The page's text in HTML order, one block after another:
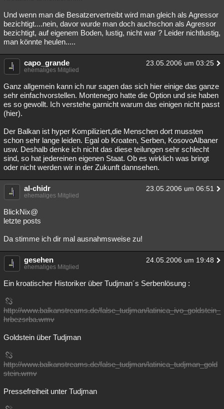
Und wenn man die Besatzervertreibt wird man gleich als Agressor
bezichtigt....nein, davor wurde man doch auchschon als Agressor
bezichtigt, auf eigenem Boden, lustig, nicht war ? Leider nichtlustig,
man könnte heulen.....
capo_grande 23.05.2006 um 03:25
ehemaliges Mitglied
Ganz allgemein kann ich nur sagen das sich hier einige das ganze
sehr einfachvorstellen. Montenegro hatte die Option und sie haben
es so gewollt. Ich verstehe garnicht warum das einigen nicht passt
(hier).
Der Balkan ist hyper Kompiliziert,die Menschen dort mussten
schon sehr lange leiden. Egal ob Kroaten, Serben, KosovoAlbaner
usw. Deshalb denke ich nicht das diese teilungen sehr schlecht
sind, so hat jedereinen eigenen Staat. Ob es wirklich was bringt
oder nicht werden wir in der Zukunft dannsehen.
al-chidr 23.05.2006 um 06:51
ehemaliges Mitglied
BlickNix@
letzte posts
Da stimme ich dir mal ausnahmsweise zu!
gesehen 24.05.2006 um 19:48
ehemaliges Mitglied
Ein kroatischer Historiker über Tudjman´s Serbenlösung :
http://www.balkanstreams.de/false_tudjman/latinica_ivo_goldstein_
hrbezsrba.wmv
Goldstein über Tudjman
http://www.balkanstreams.de/false_tudjman/latinica_tudjman_gold
stein.wmv
Pressefreiheit unter Tudjman